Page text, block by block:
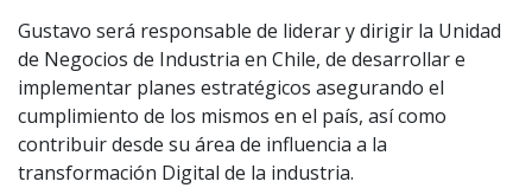
Gustavo será responsable de liderar y dirigir la Unidad
de Negocios de Industria en Chile, de desarrollar e
implementar planes estratégicos asegurando el
cumplimiento de los mismos en el país, así como
contribuir desde su área de influencia a la
transformación Digital de la industria.